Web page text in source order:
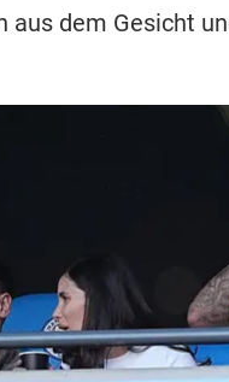
aus dem Gesicht